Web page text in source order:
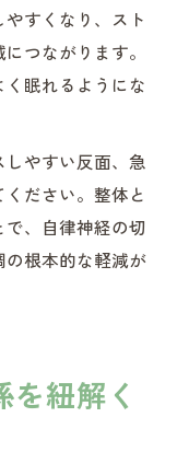
すくなり、スト
つながります。
眠れるようにな
やすい反面、急
ださい。整体と
、自律神経の切
の根本的な軽減が
紐解く